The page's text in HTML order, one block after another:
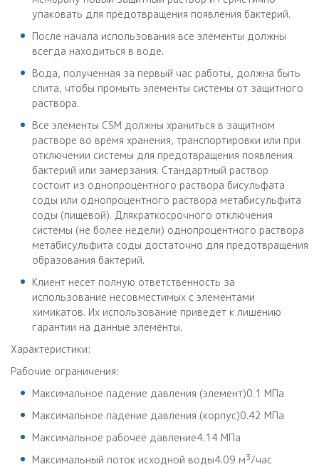
упаковать для предотвращения появления бактерий.
После начала использования все элементы должны
всегда находиться в воде.
Вода, полученная за первый час работы, должна быть
слита, чтобы промыть элементы системы от защитного
раствора.
Все элементы CSM должны храниться в защитном
растворе во время хранения, транспортировки или при
отключении системы для предотвращения появления
бактерий или замерзания. Стандартный раствор
состоит из однопроцентного раствора бисульфата
соды или однопроцентного раствора метабисульфита
соды (пищевой). Длякраткосрочного отключения
системы (не более недели) однопроцентного раствора
метабисульфита соды достаточно для предотвращения
образования бактерий.
Клиент несет полную ответственность за
использование несовместимых с элементами
химикатов. Их использование приведет к лишению
гарантии на данные элементы.
Характеристики:
Рабочие ограничения:
Максимальное падение давления (элемент)0.1 МПа
Максимальное падение давления (корпус)0.42 МПа
Максимальное рабочее давление4.14 МПа
Максимальный поток исходной воды4.09 м3/час